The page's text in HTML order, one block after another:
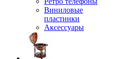
Виниловые
пластинки
Аксессуары